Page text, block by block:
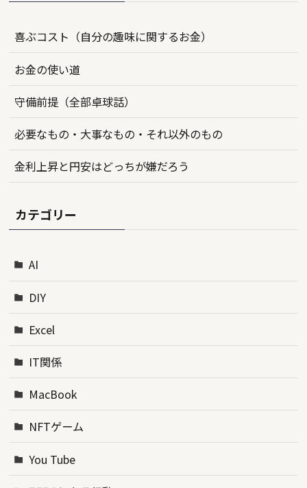
喜ぶコスト（自分の趣味に関するお金）
お金の使い道
守備前提（全部卓球話）
必要なもの・大事なもの・それ以外のもの
金利上昇と円安はどっちが嫌だろう
カテゴリー
AI
DIY
Excel
IT関係
MacBook
NFTゲーム
You Tube